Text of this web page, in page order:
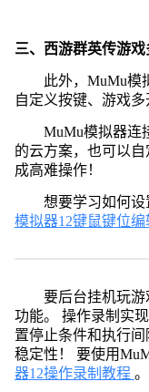
三、西游群英传游
此外，MuMu模
自定义按键、游戏多
MuMu模拟器连
的云方案，也可以
成高难操作！
想要学习如何
模拟器12键鼠键位编
要后台挂机玩游
功能。 操作录制实
置停止条件和执行
稳定性！ 要使用
器12操作录制教程 。